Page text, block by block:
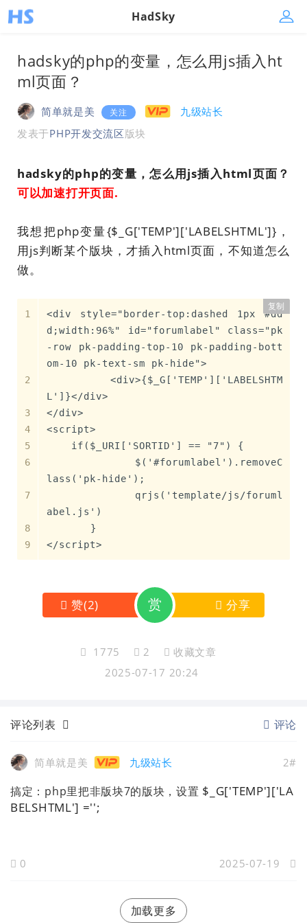
HadSky
hadsky的php的变量，怎么用js插入ht
ml页面？
简单就是美 关注
九级站长
发表于PHP开发交流区版块
hadsky的php的变量，怎么用js插入html页面？
可以加速打开页面.
我想把php变量{$_G['TEMP']['LABELSHTML']}，
用js判断某个版块，才插入html页面，不知道怎么
做。
<div style="border-top:dashed 1px #dd
d;width:96%" id="forumlabel" class="pk
-row pk-padding-top-10 pk-padding-bott
om-10 pk-text-sm pk-hide">
</div>
<script>
    if($_URI['SORTID'] == "7") {
lass('pk-hide');
abel.js')
	}
</script>
复制
赞(2) 赏 分享
1775 2
收藏文章
2025-07-17 20:24
评论列表 评论
简单就是美 九级站长 2#
搞定：php里把非版块7的版块，设置 $_G['TEMP']['LA
BELSHTML'] ='';
0 2025-07-19
加载更多